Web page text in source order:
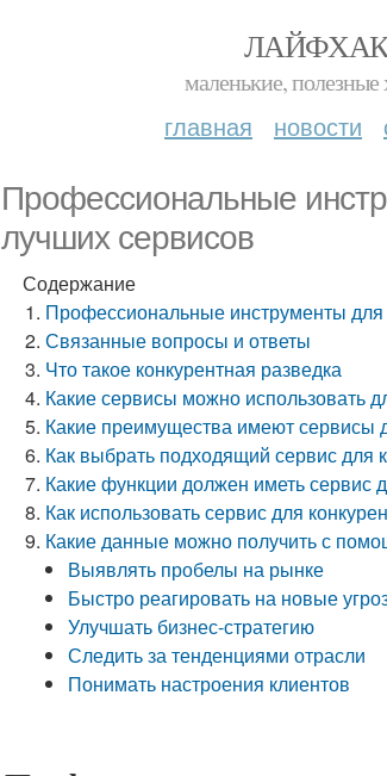
маленькие, полезные
главная новости
Профессиональные
лучших сервисов
Содержание
Профессиональные инструменты для
Связанные вопросы и ответы
Что такое конкурентная разведка
Какие сервисы можно использовать
Какие преимущества имеют сервисы
Как выбрать подходящий сервис для
Какие функции должен иметь сервис
Как использовать сервис для
Какие данные можно получить с
Выявлять пробелы на рынке
Быстро реагировать на новые
Улучшать бизнес-стратегию
Следить за тенденциями отрасли
Понимать настроения клиентов